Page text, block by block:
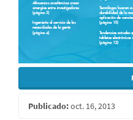
Publicado:oct. 16, 2013